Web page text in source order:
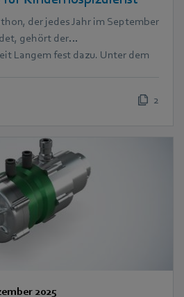
der jedes Jahr im September
gehört der
Langem fest dazu. Unter dem
Summe von 5.450
Schwäbisch Hall e.V. (Aki)
2
2025